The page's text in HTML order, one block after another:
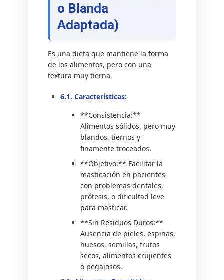
o Blanda
Adaptada)
Es una dieta que mantiene la forma
de los alimentos, pero con una
textura muy tierna.
6.1. Características:
**Consistencia:**
Alimentos sólidos, pero muy
blandos, tiernos y
finamente troceados.
**Objetivo:** Facilitar la
masticación en pacientes
con problemas dentales,
prótesis, o dificultad leve
para masticar.
**Sin Residuos Duros:**
Ausencia de pieles, espinas,
huesos, semillas, frutos
secos, alimentos crujientes
o pegajosos.